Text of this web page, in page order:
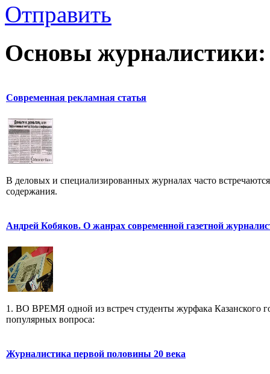
Отправить
Основы журналистики:
Современная рекламная статья
В деловых и специализированных журналах часто
содержания.
Андрей Кобяков. О жанрах современной газетной
1. ВО ВРЕМЯ одной из встреч студенты журфака Казанского
популярных вопроса:
Журналистика первой половины 20 века